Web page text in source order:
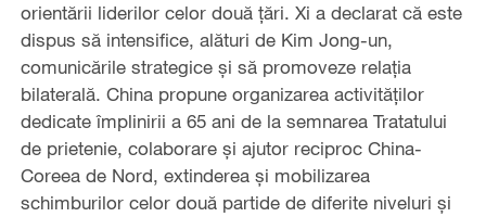
orientării liderilor celor două țări. Xi a declarat că este
dispus să intensifice, alături de Kim Jong-un,
comunicările strategice și să promoveze relația
bilaterală. China propune organizarea activităților
dedicate împlinirii a 65 ani de la semnarea Tratatului
de prietenie, colaborare și ajutor reciproc China-
Coreea de Nord, extinderea și mobilizarea
schimburilor celor două partide de diferite niveluri și